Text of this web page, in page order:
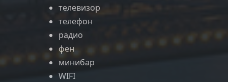
телевизор
телефон
радио
фен
минибар
WIFI